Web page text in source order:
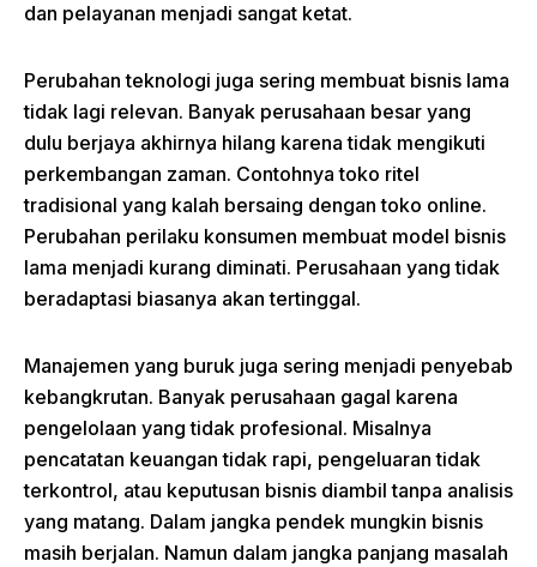
dan pelayanan menjadi sangat ketat.
Perubahan teknologi juga sering membuat bisnis lama
tidak lagi relevan. Banyak perusahaan besar yang
dulu berjaya akhirnya hilang karena tidak mengikuti
perkembangan zaman. Contohnya toko ritel
tradisional yang kalah bersaing dengan toko online.
Perubahan perilaku konsumen membuat model bisnis
lama menjadi kurang diminati. Perusahaan yang tidak
beradaptasi biasanya akan tertinggal.
Manajemen yang buruk juga sering menjadi penyebab
kebangkrutan. Banyak perusahaan gagal karena
pengelolaan yang tidak profesional. Misalnya
pencatatan keuangan tidak rapi, pengeluaran tidak
terkontrol, atau keputusan bisnis diambil tanpa analisis
yang matang. Dalam jangka pendek mungkin bisnis
masih berjalan. Namun dalam jangka panjang masalah